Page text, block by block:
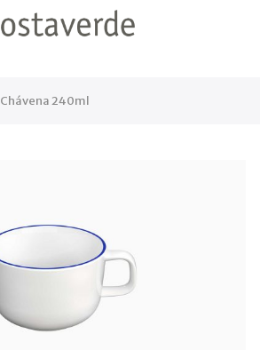
Chávena 240ml